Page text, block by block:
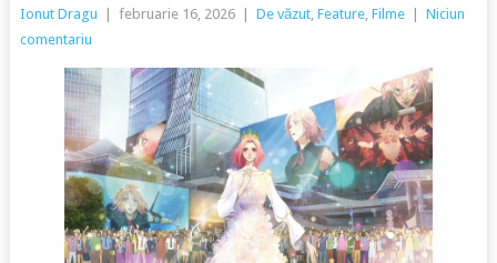
Ionut Dragu februarie 16, 2026 De văzut, Feature, Filme
Niciun
comentariu